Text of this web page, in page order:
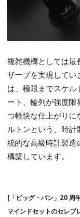
複雑機構としては最
ザーブを実現してい
は、極限までスケル
ート、輪列が強度
つ軽快な仕上がりに
ルトンという、時
統的な高級時計製造
構築しています。
[「ビッグ・バン」20 周
マインドセットのセレブ